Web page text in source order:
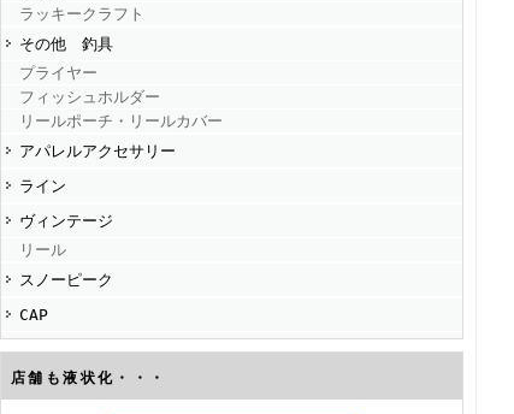
ラッキークラフト
その他 釣具
プライヤー
フィッシュホルダー
リールポーチ・リールカバー
アパレルアクセサリー
ライン
ヴィンテージ
リール
スノーピーク
CAP
店舗も液状化・・・